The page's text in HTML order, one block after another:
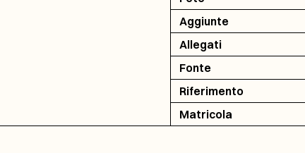
Aggiunte
Allegati
Fonte
Riferimento
Matricola